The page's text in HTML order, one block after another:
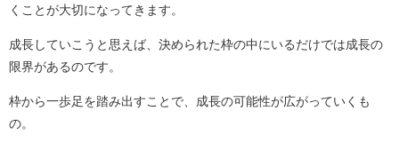
くことが大切になってきます。
成長していこうと思えば、決められた枠の中にいるだけでは成長の
限界があるのです。
枠から一歩足を踏み出すことで、成長の可能性が広がっていくも
の。